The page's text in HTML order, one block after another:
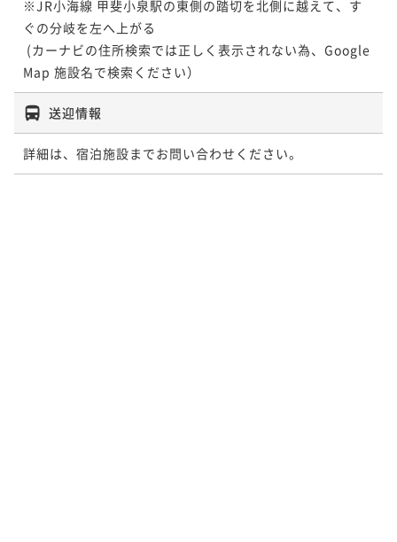
※JR小海線 甲斐小泉駅の東側の踏切を北側に越えて、す
ぐの分岐を左へ上がる
Map 施設名で検索ください）
送迎情報
詳細は、宿泊施設までお問い合わせください。